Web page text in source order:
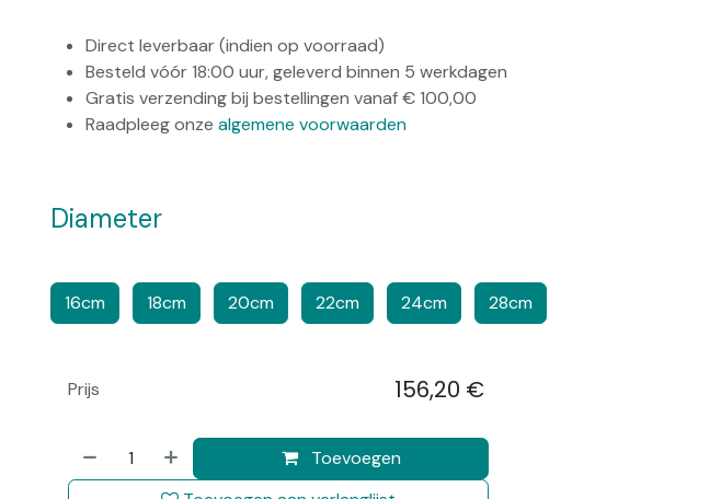
Direct leverbaar (indien op voorraad)
Besteld vóór 18:00 uur, geleverd binnen 5 werkdagen
Gratis verzending bij bestellingen vanaf € 100,00
Raadpleeg onze algemene voorwaarden
Diameter
16cm 18cm 20cm 22cm 24cm 28cm
Toevoegen
Prijs 156,20 €